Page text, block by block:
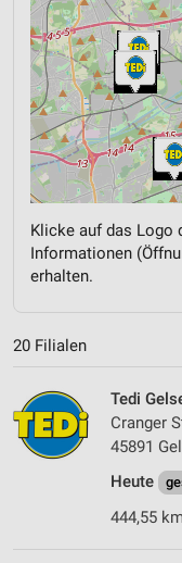
Klicke auf das Logo
Informationen
erhalten.
20 Filialen
Tedi
Cranger
45891
Heute
444,55 km